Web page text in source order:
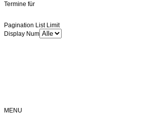
Termine für
Pagination List Limit
Display Num
MENU